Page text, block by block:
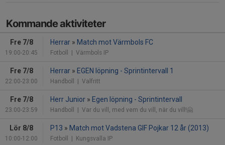
Kommande aktiviteter
Fre 7/8
19:00-20:45
Herrar » Match mot Värmbols FC
Fotboll | Värmbols IP
Fre 7/8
22:00-23:00
Herrar » EGEN löpning - Sprintintervall 1
Handboll | Valfritt
Fre 7/8
23:00-23:59
Herr Junior » Egen löpning - Sprintintervall
Handboll | Var du vill, med vem du vill, när du vill!🤗
Lör 8/8
10:00-12:00
P13 » Match mot Vadstena GIF Pojkar 12 år (2013)
Fotboll | Kungsvalla IP